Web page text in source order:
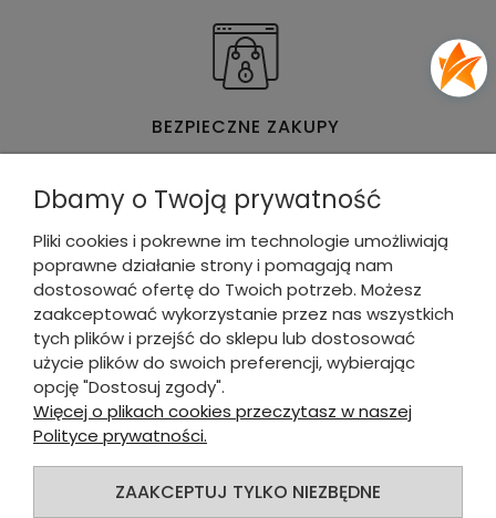
BEZPIECZNE ZAKUPY
WYGODNE & SZYBKIE PŁATNOŚCI
DLA KUPUJĄCEGO
INFORMACJE O SKLEPIE
Dbamy o Twoją prywatność
Pliki cookies i pokrewne im technologie umożliwiają
poprawne działanie strony i pomagają nam
dostosować ofertę do Twoich potrzeb. Możesz
zaakceptować wykorzystanie przez nas wszystkich
tych plików i przejść do sklepu lub dostosować
użycie plików do swoich preferencji, wybierając
opcję "Dostosuj zgody".
Więcej o plikach cookies przeczytasz w naszej
Polityce prywatności.
ZAAKCEPTUJ TYLKO NIEZBĘDNE